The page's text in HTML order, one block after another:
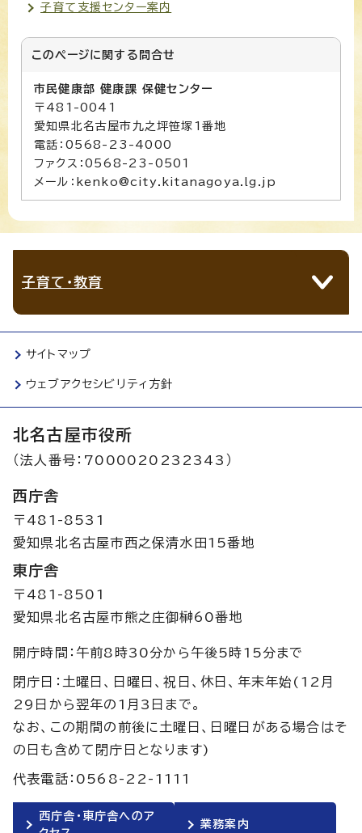
子育て支援センター案内
このページに関する 問合せ
市民健康部 健康課 保健センター
〒481-0041
愛知県北名古屋市九之坪笹塚1番地
電話：0568-23-4000
ファクス：0568-23-0501
メール：kenko@city.kitanagoya.lg.jp
子育て・教育
サイトマップ
ウェブアクセシビリティ方針
北名古屋市役所
（法人番号：7000020232343）
西庁舎
〒481-8531
愛知県北名古屋市西之保清水田15番地
東庁舎
〒481-8501
愛知県北名古屋市熊之庄御榊60番地
開庁時間：午前8時30分から午後5時15分まで
閉庁日：土曜日、日曜日、祝日、休日、年末年始(12月
29日から翌年の1月3日まで。
なお、この期間の前後に土曜日、日曜日がある場合はそ
の日も含めて閉庁日となります)
代表電話：0568-22-1111
西庁舎・東庁舎へのア
業務案内